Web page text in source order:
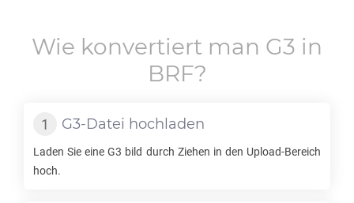
Wie konvertiert man G3 in
BRF?
G3-Datei hochladen
Laden Sie eineG3 bild durch Ziehen in den Upload-Bereich
hoch.